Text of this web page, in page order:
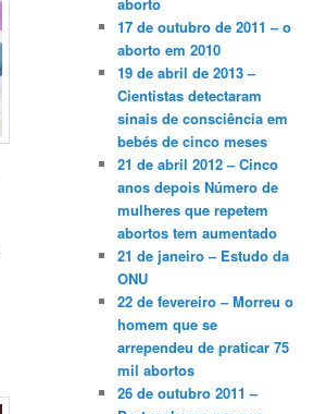
17 de outubro de 2011 – o
aborto em 2010
19 de abril de 2013 –
Cientistas detectaram
sinais de consciência em
bebés de cinco meses
21 de abril 2012 – Cinco
anos depois Número de
mulheres que repetem
abortos tem aumentado
21 de janeiro – Estudo da
ONU
22 de fevereiro – Morreu o
homem que se
arrependeu de praticar 75
mil abortos
26 de outubro 2011 –